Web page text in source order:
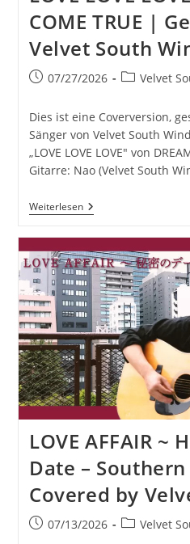
COME TRUE |
Velvet South
Beitrag07/27/2026
Beitrags-
Velvet
Dies ist eine Coverversion,
Sänger von Velvet South
„LOVE LOVE LOVE" von
Gitarre: Nao (Velvet South
WeiterlesenLOVE
LOVE
DREAMS
COME
TRUE
|
Gecovert
Von
Velvet
South
Wind
LOVE AFFAIR ~
Date –
Covered by
Beitrag07/13/2026
Beitrags-
Velvet